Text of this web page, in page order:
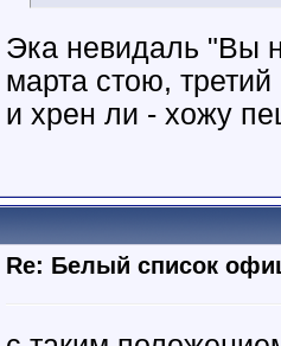
Эка невидаль "Вы
марта стою,
и хрен ли - хожу
Re: Белый список